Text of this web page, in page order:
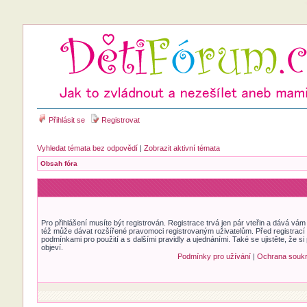
Přihlásit se Registrovat
Vyhledat témata bez odpovědí| Zobrazit aktivní témata
Obsah fóra
Pro přihlášení musíte být registrován. Registrace trvá jen pár vteřin a dává
též může dávat rozšířené pravomoci registrovaným uživatelům. Před
podmínkami pro použití a s dalšími pravidly a ujednáními. Také se ujistěte, že
objeví.
Podmínky pro užívání| Ochrana